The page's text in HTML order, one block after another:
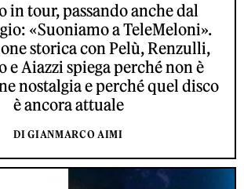
in tour, passando anche dal
«Suoniamo a TeleMeloni».
storica con Pelù, Renzulli,
e Aiazzi spiega perché non è
nostalgia e perché quel disco
è ancora attuale
DI GIANMARCO AIMI